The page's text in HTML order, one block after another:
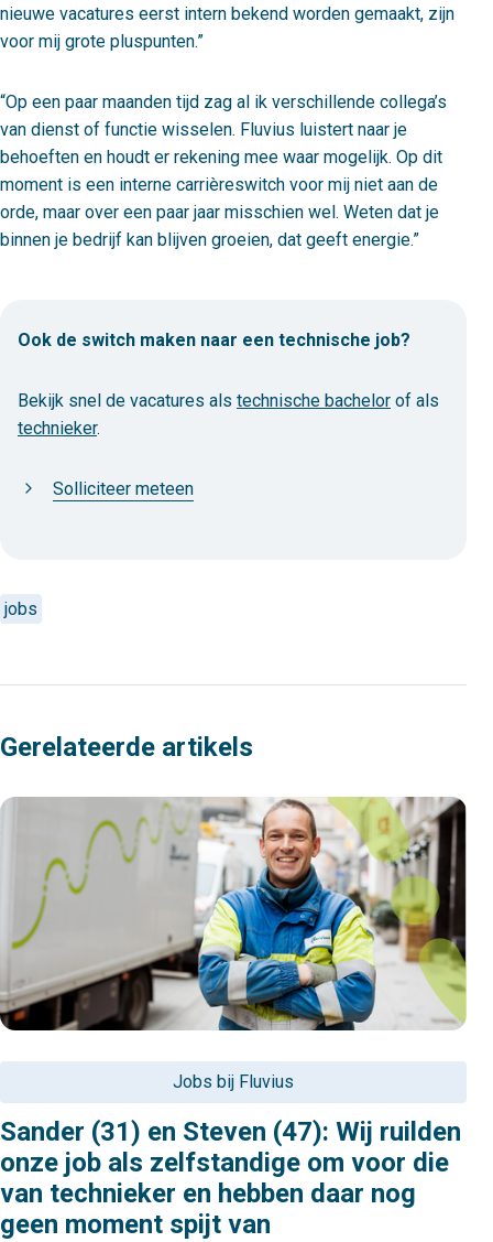
nieuwe vacatures eerst intern bekend worden gemaakt, zijn
voor mij grote pluspunten.
Op een paar maanden tijd zag al ik verschillende collega’s
van dienst of functie wisselen. Fluvius luistert naar je
behoeften en houdt er rekening mee waar mogelijk. Op dit
moment is een interne carrièreswitch voor mij niet aan de
orde, maar over een paar jaar misschien wel. Weten dat je
binnen je bedrijf kan blijven groeien, dat geeft energie.
Ook de switch maken naar een technische job?
Bekijk snel de vacatures als technische bachelor of als
technieker.
Solliciteer meteen
jobs
Gerelateerde artikels
Jobs bij Fluvius
Sander (31) en Steven (47): Wij ruilden
onze job als zelfstandige om voor die
van technieker en hebben daar nog
geen moment spijt van